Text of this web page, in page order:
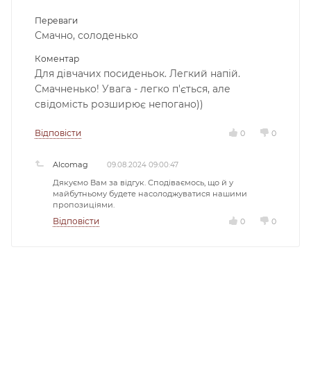
Переваги
Смачно, солоденько
Коментар
Для дівчачих посиденьок. Легкий напій.
Смачненько! Увага - легко п'ється, але
свідомість розширює непогано))
Відповісти 0 0
Alcomag 09.08.2024 09:00:47
Дякуємо Вам за відгук. Сподіваємось, що й у
майбутньому будете насолоджуватися нашими
пропозиціями.
Відповісти 0 0